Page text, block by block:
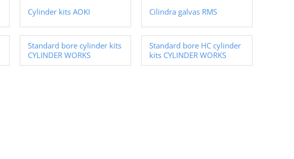
Cylinder kits AOKI Cilindra galvas RMS
Standard bore cylinder kits
CYLINDER WORKS
Standard bore HC cylinder
kits CYLINDER WORKS